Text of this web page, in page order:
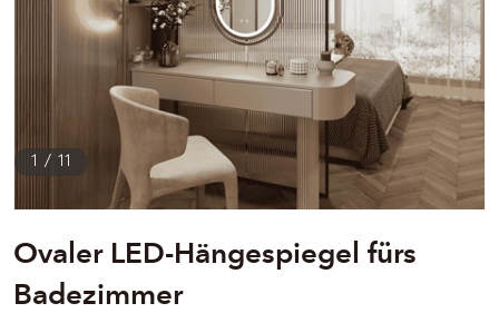
Ovaler LED-Hängespiegel fürs
Badezimmer
1 / 11